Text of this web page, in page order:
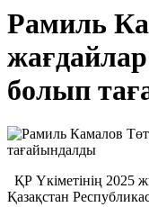
Рамиль
болып
ҚР Үкіметінің 2025
Қазақстан